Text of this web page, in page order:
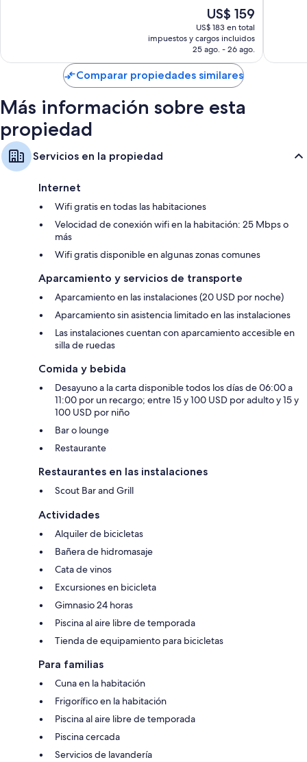
Las 132 habitaciones tienen comodidades como espacios para trabajar
con laptops y aire acondicionado. También brindan atenciones como
wifi gratis y sillas de escritorio. Los huéspedes dejan muy buenas
opiniones sobre la limpieza de las habitaciones en esta propiedad.
También se incluyen los siguientes servicios adicionales:
Baños con duchas y artículos de tocador gratuitos
televisión premium
Armarios o vestidores, refrigeradores y cunas gratuitas
El
precio
actual
es
de
US$ 159
US$ 159
US$ 183 en total
impuestos y cargos incluidos
25 ago. - 26 ago.
Comparar propiedades similares
Más información sobre esta
propiedad
Servicios en la propiedad
Internet
Wifi gratis en todas las habitaciones
Velocidad de conexión wifi en la habitación: 25 Mbps o
más
Wifi gratis disponible en algunas zonas comunes
Aparcamiento y servicios de transporte
Aparcamiento en las instalaciones (20 USD por noche)
Aparcamiento sin asistencia limitado en las instalaciones
Las instalaciones cuentan con aparcamiento accesible en
silla de ruedas
Comida y bebida
Desayuno a la carta disponible todos los días de 06:00 a
11:00 por un recargo; entre 15 y 100 USD por adulto y 15 y
100 USD por niño
Bar o lounge
Restaurante
Restaurantes en las instalaciones
Scout Bar and Grill
Actividades
Alquiler de bicicletas
Bañera de hidromasaje
Cata de vinos
Excursiones en bicicleta
Gimnasio 24 horas
Piscina al aire libre de temporada
Tienda de equipamiento para bicicletas
Para familias
Cuna en la habitación
Frigorífico en la habitación
Piscina al aire libre de temporada
Piscina cercada
Servicios de lavandería